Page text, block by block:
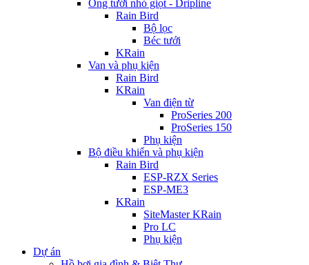
Ống tưới nhỏ giọt - Dripline
Rain Bird
Bộ lọc
Béc tưới
KRain
Van và phụ kiện
Rain Bird
KRain
Van điện từ
ProSeries 200
ProSeries 150
Phụ kiện
Bộ điều khiển và phụ kiện
Rain Bird
ESP-RZX Series
ESP-ME3
KRain
SiteMaster KRain
Pro LC
Phụ kiện
Dự án